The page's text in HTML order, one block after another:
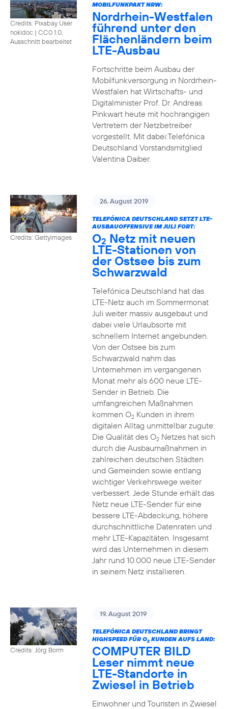
Credits: Pixabay User
nokidoc | CC0 1.0,
Ausschnitt bearbeitet
MOBILFUNKPAKT NRW:
Nordrhein-Westfalen
führend unter den
Flächenländern beim
LTE-Ausbau
Fortschritte beim Ausbau der
Mobilfunkversorgung in Nordrhein-
Westfalen hat Wirtschafts- und
Digitalminister Prof. Dr. Andreas
Pinkwart heute mit hochrangigen
Vertretern der Netzbetreiber
vorgestellt. Mit dabei:Telefónica
Deutschland Vorstandsmitglied
Valentina Daiber.
Credits: Gettyimages
26. August 2019
TELEFÓNICA DEUTSCHLAND SETZT LTE-
AUSBAUOFFENSIVE IM JULI FORT:
O2 Netz mit neuen
LTE-Stationen von
der Ostsee bis zum
Schwarzwald
Telefónica Deutschland hat das
LTE-Netz auch im Sommermonat
Juli weiter massiv ausgebaut und
dabei viele Urlaubsorte mit
schnellem Internet angebunden.
Von der Ostsee bis zum
Schwarzwald nahm das
Unternehmen im vergangenen
Monat mehr als 600 neue LTE-
Sender in Betrieb. Die
umfangreichen Maßnahmen
kommen O2Kunden in ihrem
digitalen Alltag unmittelbar zugute:
Die Qualität des O2Netzes hat sich
durch die Ausbaumaßnahmen in
zahlreichen deutschen Städten
und Gemeinden sowie entlang
wichtiger Verkehrswege weiter
verbessert. Jede Stunde erhält das
Netz neue LTE-Sender für eine
bessere LTE-Abdeckung, höhere
durchschnittliche Datenraten und
mehr LTE-Kapazitäten. Insgesamt
wird das Unternehmen in diesem
Jahr rund 10.000 neue LTE-Sender
in seinem Netz installieren.
Credits: Jörg Borm
19. August 2019
TELEFÓNICA DEUTSCHLAND BRINGT
HIGHSPEED FÜR O2KUNDEN AUFS LAND:
COMPUTER BILD
Leser nimmt neue
LTE-Standorte in
Zwiesel in Betrieb
Einwohner und Touristen in Zwiesel